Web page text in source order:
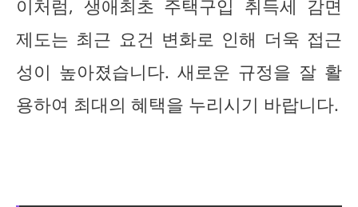
이처럼, 생애최초 주택구입 취득세 감면
제도는 최근 요건 변화로 인해 더욱 접근
성이 높아졌습니다. 새로운 규정을 잘 활
용하여 최대의 혜택을 누리시기 바랍니다.